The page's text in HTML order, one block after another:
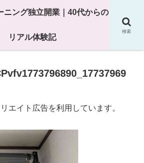
もとにハウスクリーニング独立の現実
エイト広告を利用しています。
ニング独立開業｜40代からの
リアル体験記
検索